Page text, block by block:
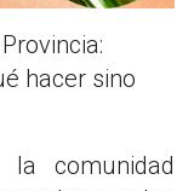
hacer sino
comunidad